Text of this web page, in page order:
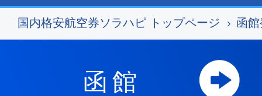
国内格安航空券ソラハピ トップページ 函
函館